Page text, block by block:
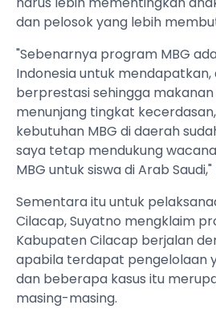
dan pelosok yang lebih
"Sebenarnya program MBG
Indonesia untuk mendapatkan,
berprestasi sehingga
menunjang tingkat
kebutuhan MBG di daerah
saya tetap mendukung
MBG untuk siswa di Arab
Sementara itu untuk
Cilacap, Suyatno mengklaim
Kabupaten Cilacap berjalan
apabila terdapat pengelolaan
dan beberapa kasus itu
masing-masing.